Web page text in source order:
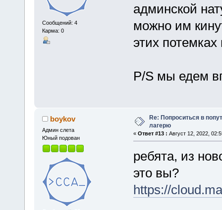
Сообщений: 4
Карма: 0
админской
можно им
этих
P/S мы едем
boykov
Админ слета
Юный подован
Re: Попроситься в
лагерю
« Ответ #13 : Август 12, 2022,
ребята, из
это вы?
https://